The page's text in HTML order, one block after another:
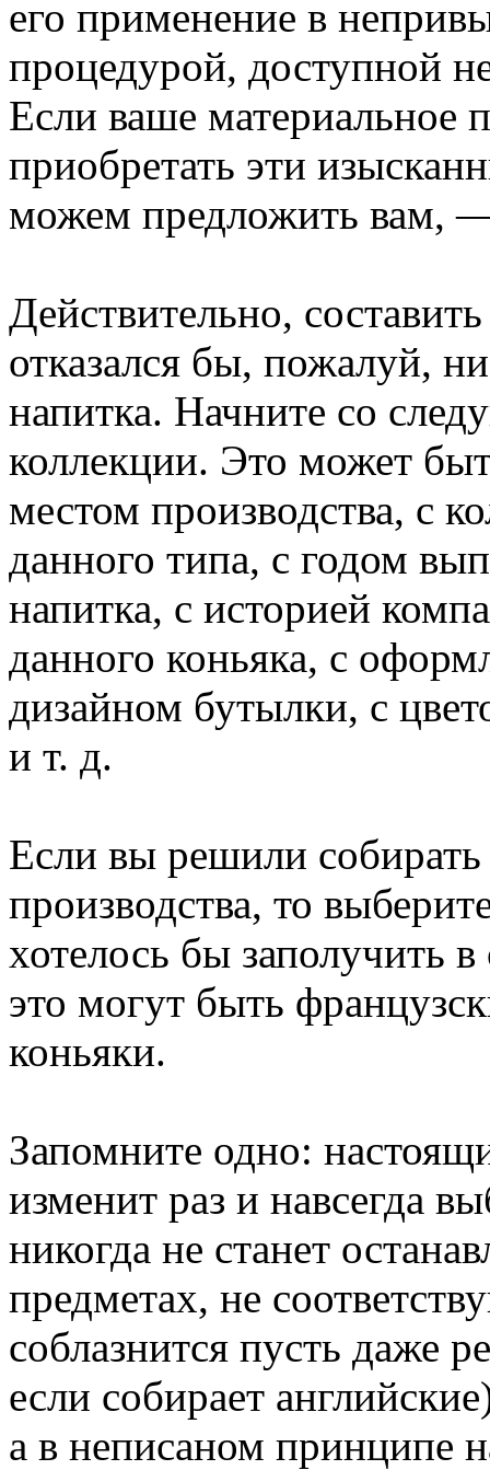
его применение в
процедурой, доступной
Если ваше материальное
приобретать эти
можем предложить вам,
Действительно,
отказался бы, пожалуй,
напитка. Начните со
коллекции. Это может
местом производства, с
данного типа, с годом
напитка, с историей
данного коньяка, с
дизайном бутылки, с
и т. д.
Если вы решили
производства, то
хотелось бы заполучить
это могут быть
коньяки.
Запомните одно:
изменит раз и навсегда
никогда не станет
предметах, не
соблазнится пусть даже
если собирает
а в неписаном принципе